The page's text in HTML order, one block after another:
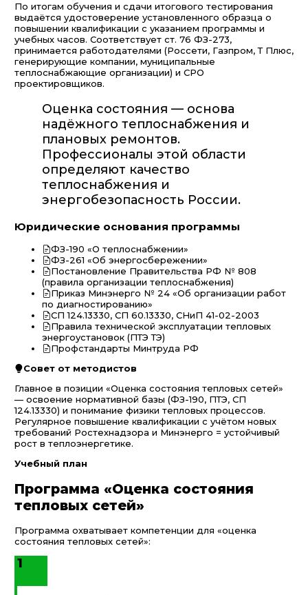
По итогам обучения и сдачи итогового тестирования
выдаётся удостоверение установленного образца о
повышении квалификации с указанием программы и
учебных часов. Соответствует ст. 76 ФЗ-273,
принимается работодателями (Россети, Газпром, Т Плюс,
генерирующие компании, муниципальные
теплоснабжающие организации) и СРО
проектировщиков.
Оценка состояния — основа
надёжного теплоснабжения и
плановых ремонтов.
Профессионалы этой области
определяют качество
теплоснабжения и
энергобезопасность России.
Юридические основания программы
ФЗ-190 «О теплоснабжении»
ФЗ-261 «Об энергосбережении»
Постановление Правительства РФ № 808
(правила организации теплоснабжения)
Приказ Минэнерго № 24 «Об организации работ
по диагностированию»
СП 124.13330, СП 60.13330, СНиП 41-02-2003
Правила технической эксплуатации тепловых
энергоустановок (ПТЭ ТЭ)
Профстандарты Минтруда РФ
Совет от методистов
Главное в позиции «Оценка состояния тепловых сетей»
— освоение нормативной базы (ФЗ-190, ПТЭ, СП
124.13330) и понимание физики тепловых процессов.
Регулярное повышение квалификации с учётом новых
требований Ростехнадзора и Минэнерго = устойчивый
рост в теплоэнергетике.
Учебный план
Программа «Оценка состояния
тепловых сетей»
Программа охватывает компетенции для «оценка
состояния тепловых сетей»:
1